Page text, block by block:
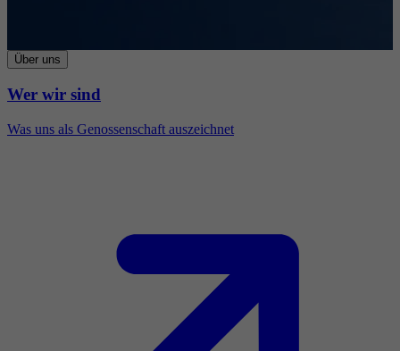
Über uns
Wer wir sind
Was uns als Genossenschaft auszeichnet